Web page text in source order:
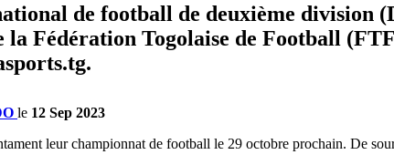
de football de deuxième division
la Fédération Togolaise de Football
le 12 Sep 2023
leur championnat de football le 29 octobre prochain. De